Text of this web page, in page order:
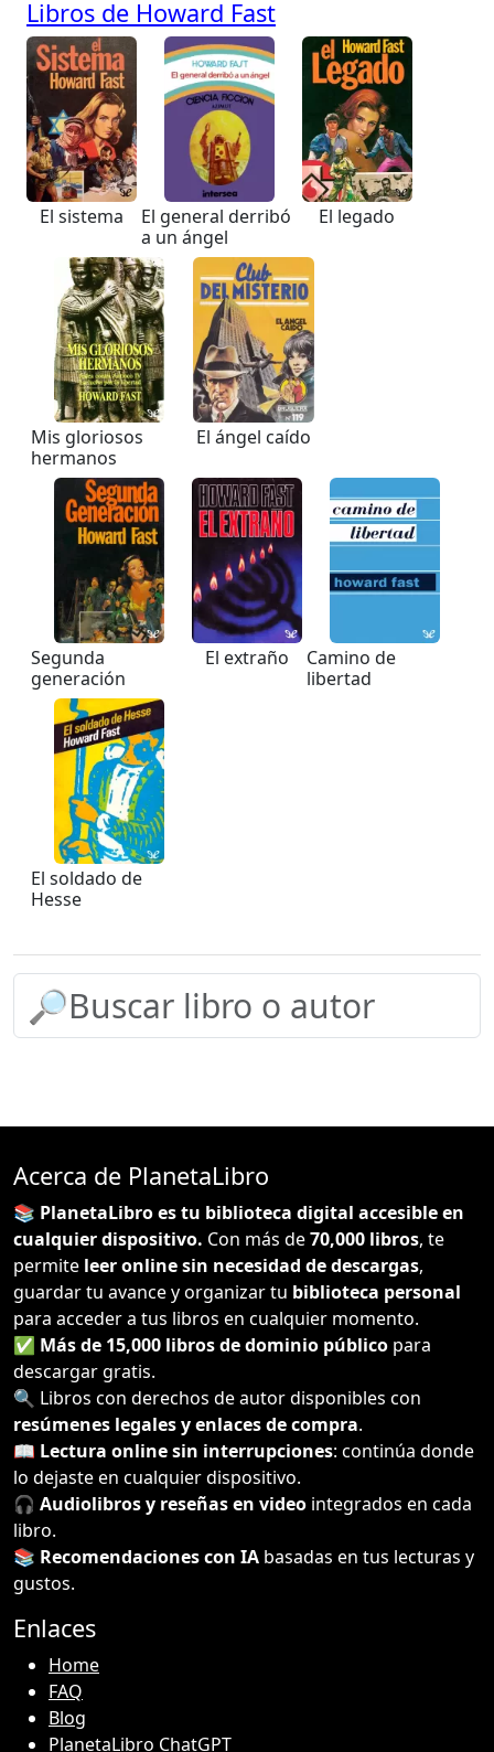
Libros de Howard Fast
El sistema
El general derribó
a un ángel
El legado
Mis gloriosos
hermanos
El ángel caído
Segunda
generación
El extraño
Camino de
libertad
El soldado de
Hesse
Acerca de PlanetaLibro
📚 PlanetaLibro es tu biblioteca digital accesible en
cualquier dispositivo. Con más de70,000 libros, te
permite leer online sin necesidad de descargas,
guardar tu avance y organizar tu biblioteca personal
para acceder a tus libros en cualquier momento.
✅ Más de 15,000 libros de dominio público para
descargar gratis.
🔍 Libros con derechos de autor disponibles con
resúmenes legales y enlaces de compra.
📖 Lectura online sin interrupciones: continúa donde
lo dejaste en cualquier dispositivo.
🎧 Audiolibros y reseñas en video integrados en cada
libro.
📚 Recomendaciones con IA basadas en tus lecturas y
gustos.
Enlaces
Home
FAQ
Blog
PlanetaLibro ChatGPT